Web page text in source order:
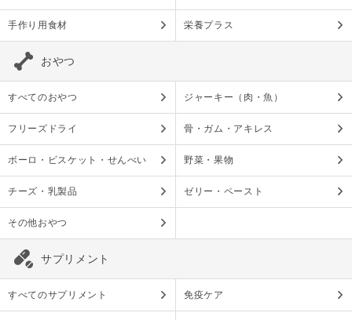
手作り用食材 栄養プラス
おやつ
すべてのおやつ ジャーキー（肉・魚）
フリーズドライ 骨・ガム・アキレス
ボーロ・ビスケット・せんべい 野菜・果物
チーズ・乳製品 ゼリー・ペースト
その他おやつ
サプリメント
すべてのサプリメント 免疫ケア